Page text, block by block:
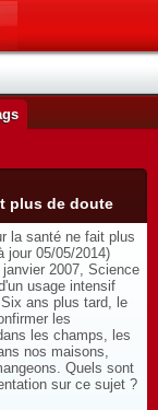
plus de doute
la santé ne fait plus
jour 05/05/2014)
2007, Science
usage intensif
ans plus tard, le
les
les champs, les
nos maisons,
Quels sont
sur ce sujet ?